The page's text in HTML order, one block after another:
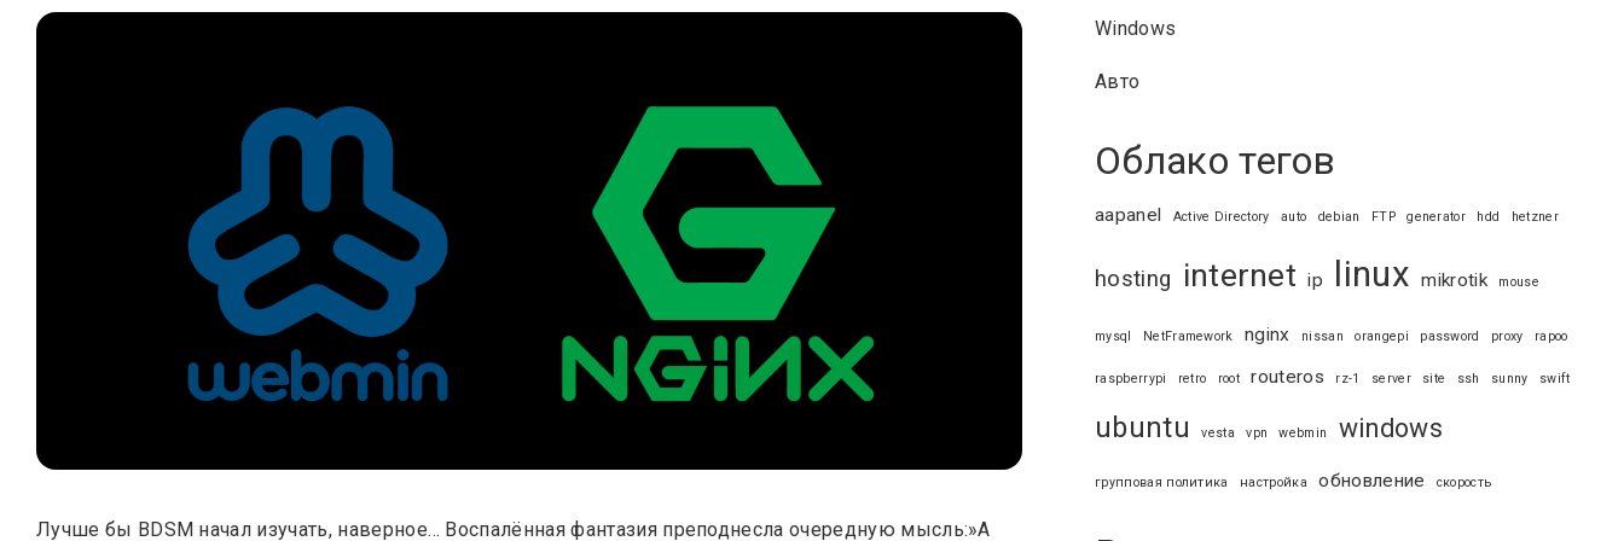
Лучше бы BDSM начал изучать, наверное… Воспалённая фантазия преподнесла очередную мысль:»А
Windows
Авто
Облако тегов
aapanel Active Directory auto debian FTP generator hdd hetzner
hosting internet ip linux mikrotik mouse
mysql NetFramework nginx nissan orangepi password proxy rapoo
raspberrypi retro root routeros rz-1 server site ssh sunny swift
ubuntu vesta vpn webmin windows
групповая политика настройка обновление скорость